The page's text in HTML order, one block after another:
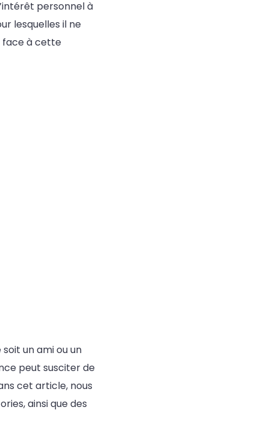
personnel à
lesquelles il ne
face à cette
un ami ou un
peut susciter de
cet article, nous
ainsi que des